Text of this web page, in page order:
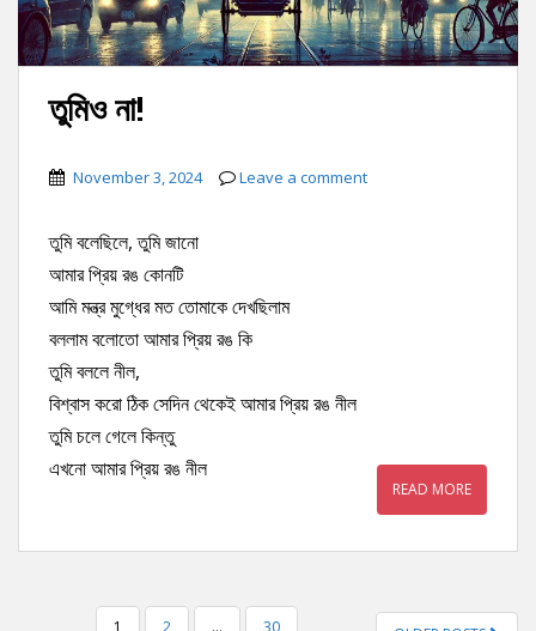
তুমিও না!
November 3, 2024 Leave a comment
তুমি বলেছিলে, তুমি জানো
আমার প্রিয় রঙ কোনটি
আমি মন্ত্র মুগ্ধের মত তোমাকে দেখছিলাম
বললাম বলোতো আমার প্রিয় রঙ কি
তুমি বললে নীল,
বিশ্বাস করো ঠিক সেদিন থেকেই আমার প্রিয় রঙ নীল
তুমি চলে গেলে কিন্তু
এখনো আমার প্রিয় রঙ নীল
READ MORE